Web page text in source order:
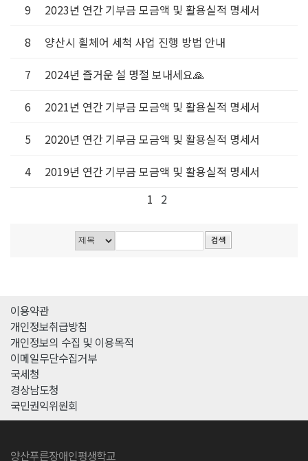
9
2023년 연간 기부금 모금액 및 활용실적 명세서
8
양산시 휠체어 세척 사업 진행 방법 안내
7
2024년 즐거운 설 명절 보내세요🙏
6
2021년 연간 기부금 모금액 및 활용실적 명세서
5
2020년 연간 기부금 모금액 및 활용실적 명세서
4
2019년 연간 기부금 모금액 및 활용실적 명세서
1 2
이용약관
개인정보취급방침
개인정보의 수집 및 이용목적
이메일무단수집거부
국세청
경상남도청
국민권익위원회
양산푸른장애인평생학교